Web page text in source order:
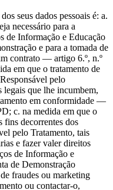
seus dados pessoais é: a.
necessário para a
de Informação e Educação
e para a tomada de
contrato — artigo 6.º, n.º
em que o tratamento de
pelo
legais que lhe incumbem,
em conformidade —
c. na medida em que o
fins decorrentes dos
pelo Tratamento, tais
e fazer valer direitos
de Informação e
de Demonstração
fraudes ou marketing
ou contactar-o,